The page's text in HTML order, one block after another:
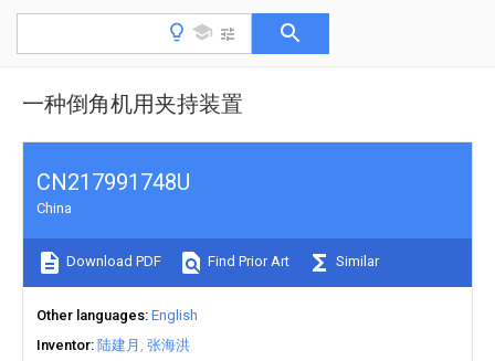
一种倒角机用夹持装置
CN217991748U
China
Download PDF Find Prior Art Similar
Other languages English
Inventor 陆建月 张海洪